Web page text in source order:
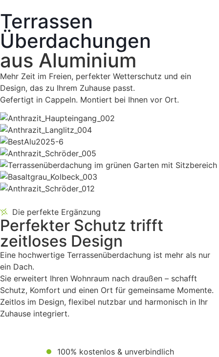
Terrassen
Überdachungen
aus Aluminium
Mehr Zeit im Freien, perfekter Wetterschutz und ein
Design, das zu Ihrem Zuhause passt.
Gefertigt in Cappeln. Montiert bei Ihnen vor Ort.
Die perfekte Ergänzung
Perfekter Schutz trifft
zeitloses Design
Eine hochwertige Terrassenüberdachung ist mehr als nur
ein Dach.
Sie erweitert Ihren Wohnraum nach draußen – schafft
Schutz, Komfort und einen Ort für gemeinsame Momente.
Zeitlos im Design, flexibel nutzbar und harmonisch in Ihr
Zuhause integriert.
100% kostenlos & unverbindlich